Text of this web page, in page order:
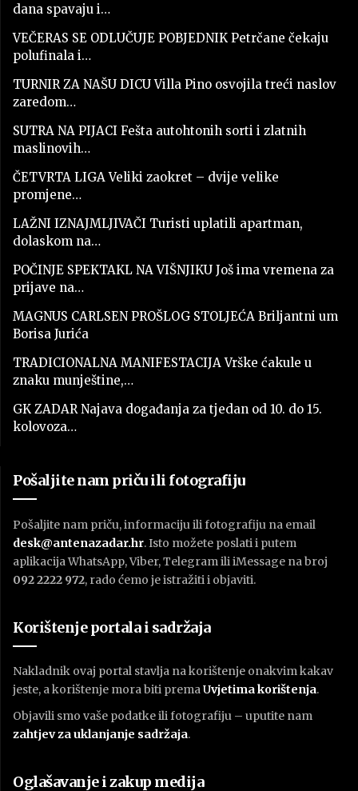
dana spavaju i…
VEČERAS SE ODLUČUJE POBJEDNIK Petrčane čekaju
polufinala i…
TURNIR ZA NAŠU DICU Villa Pino osvojila treći naslov
zaredom…
SUTRA NA PIJACI Fešta autohtonih sorti i zlatnih
maslinovih…
ČETVRTA LIGA Veliki zaokret – dvije velike
promjene…
LAŽNI IZNAJMLJIVAČI Turisti uplatili apartman,
dolaskom na…
POČINJE SPEKTAKL NA VIŠNJIKU Još ima vremena za
prijave na…
MAGNUS CARLSEN PROŠLOG STOLJEĆA Briljantni um
Borisa Jurića
TRADICIONALNA MANIFESTACIJA Vrške ćakule u
znaku munještine,…
GK ZADAR Najava događanja za tjedan od 10. do 15.
kolovoza…
Pošaljite nam priču ili fotografiju
Pošaljite nam priču, informaciju ili fotografiju na email
desk@antenazadar.hr. Isto možete poslati i putem
aplikacija WhatsApp, Viber, Telegram ili iMessage na broj
092 2222 972, rado ćemo je istražiti i objaviti.
Korištenje portala i sadržaja
Nakladnik ovaj portal stavlja na korištenje onakvim kakav
jeste, a korištenje mora biti premaUvjetima korištenja.
Objavili smo vaše podatke ili fotografiju – uputite nam
zahtjev za uklanjanje sadržaja.
Oglašavanje i zakup medija